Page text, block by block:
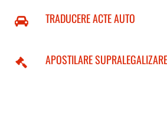
TRADUCERE ACTE AUTO
APOSTILARE SUPRALEGALIZARE